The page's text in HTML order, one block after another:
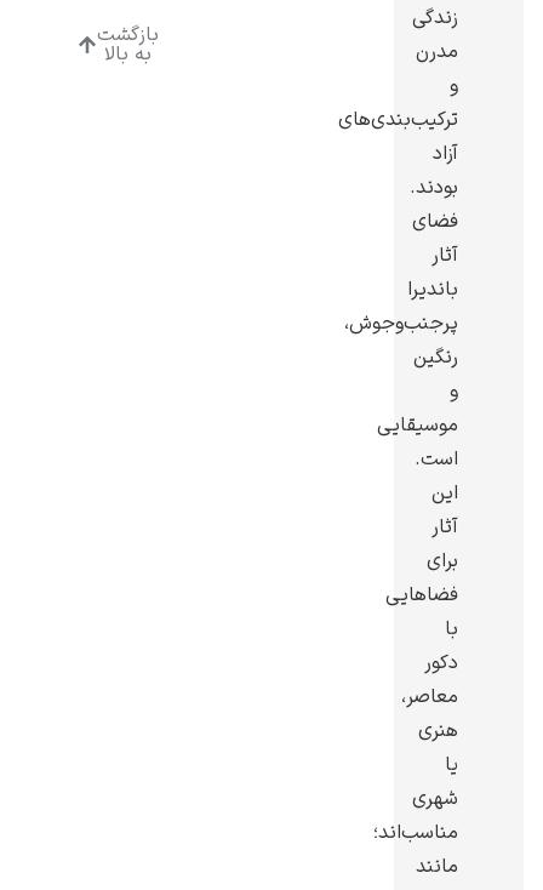
ادگار دگا
لودویگ دویچ
زندگی
مدرن
و
ترکیب‌بندی‌های
آزاد
بودند.
فضای
آثار
باندیرا
پرجنب‌وجوش،
رنگین
و
موسیقایی
است.
این
آثار
برای
فضاهایی
با
دکور
معاصر،
هنری
یا
شهری
مناسب‌اند؛
مانند
بازگشت
به بالا